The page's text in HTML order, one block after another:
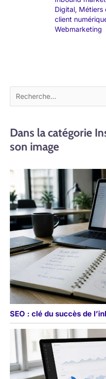
Digital, Métiers
client
Webmarketing
Dans la catégorie
son image
SEO : clé du succès de